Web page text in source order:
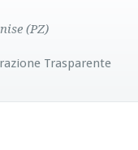
(PZ)
Trasparente